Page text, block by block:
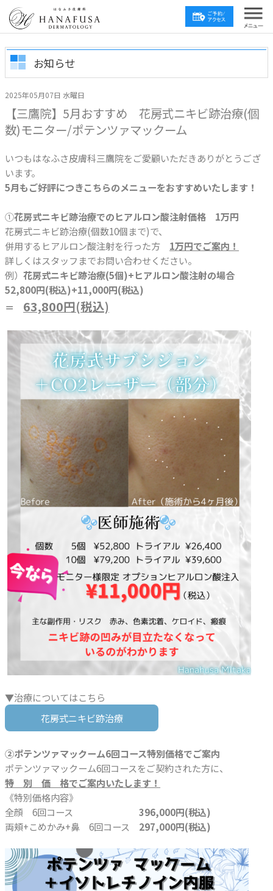
お知らせ
2025年05月07日 水曜日
【三鷹院】5月おすすめ 花房式ニキビ跡治療(個
数)モニター/ポテンツァマックーム
いつもはなふさ皮膚科三鷹院をご愛顧いただきありがとうござ
います。
5月もご好評につきこちらのメニューをおすすめいたします！
①花房式ニキビ跡治療でのヒアルロン酸注射価格 1万円
花房式ニキビ跡治療(個数10個まで)で、
併用するヒアルロン酸注射を行った方 1万円でご案内！
詳しくはスタッフまでお問い合わせください。
例）花房式ニキビ跡治療(5個)+ヒアルロン酸注射の場合
52,800円(税込)+11,000円(税込)
＝ 63,800円(税込)
▼治療についてはこちら
花房式ニキビ跡治療
②ポテンツァマックーム6回コース特別価格でご案内
ポテンツァマックーム6回コースをご契約された方に、
特 別 価 格でご案内いたします！
《特別価格内容》
全顔 6回コース
396,000円(税込)
両頬+こめかみ+鼻 6回コース 297,000円(税込)